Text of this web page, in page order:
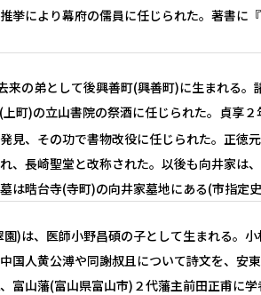
挙により幕府の儒員に任じられた。著書に
来の弟として後興善町(興善町)に生まれる。
町)の立山書院の祭酒に任じられた。貞享
見、その功で書物改役に任じられた。正徳
、長崎聖堂と改称された。以後も向井家は
は晧台寺(寺町)の向井家墓地にある(市指定史
)は、医師小野昌碩の子として生まれる。
国人黄公溥や同謝叔且について詩文を、安
富山藩(富山県富山市)２代藩主前田正甫に学